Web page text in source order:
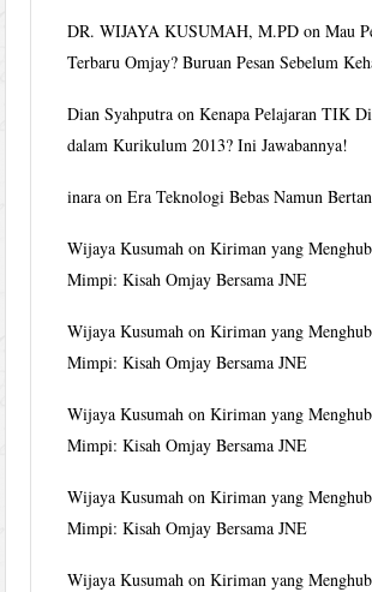
DR. WIJAYA KUSUMAH, M.PD onMau
Terbaru Omjay? Buruan Pesan Sebelum
Dian Syahputra onKenapa Pelajaran TIK
dalam Kurikulum 2013? Ini Jawabannya!
inara onEra Teknologi Bebas Namun
Wijaya Kusumah onKiriman yang
Mimpi: Kisah Omjay Bersama JNE
Wijaya Kusumah onKiriman yang
Mimpi: Kisah Omjay Bersama JNE
Wijaya Kusumah onKiriman yang
Mimpi: Kisah Omjay Bersama JNE
Wijaya Kusumah onKiriman yang
Mimpi: Kisah Omjay Bersama JNE
Wijaya Kusumah onKiriman yang